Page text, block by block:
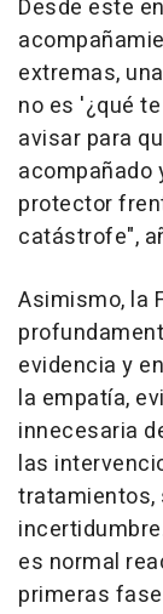
Desde este
extremas,
no es '¿qué
avisar para
acompañado
protector
catástrofe",
Asimismo, la
evidencia y
la empatía,
innecesaria
las
tratamientos,
es normal
primeras